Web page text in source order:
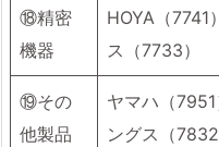
⑱精密
機器
HOYA（
ス（7733）
⑲その
他製品
ヤマハ（
ングス（7832